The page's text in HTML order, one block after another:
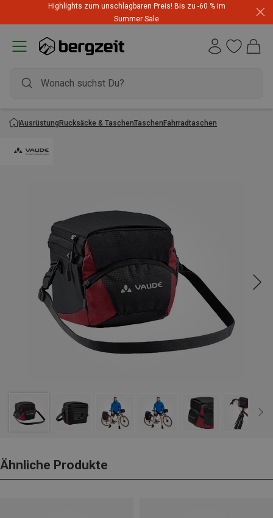
Highlights zum unschlagbaren Preis! Bis zu -60 % im
Summer Sale
AusrüstungRucksäcke & TaschenTaschenFahrradtaschen
Ähnliche Produkte